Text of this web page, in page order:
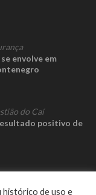
envolve em
do Caí
positivo de
histórico de uso e